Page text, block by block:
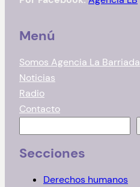
Menú
Somos Agencia La Barriada
Noticias
Radio
Contacto
s
Secciones
Derechos humanos